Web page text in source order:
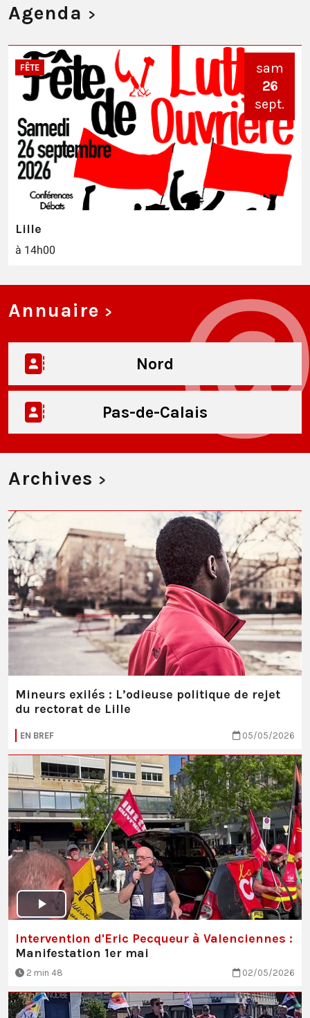
Agenda >
FÊTE
sam
26
sept.
Lille
à 14h00
Annuaire >
Nord
Pas-de-Calais
Archives >
Mineurs exilés : L’odieuse politique de rejet
du rectorat de Lille
EN BREF 05/05/2026
Intervention d'Eric Pecqueur à Valenciennes :
Manifestation 1er mai
2 min 48 02/05/2026